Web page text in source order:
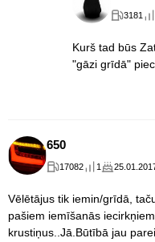
3181
Kurš tad būs
"gāzi grīdā"
650
17082 1
Vēlētājus tik iemin/grīdā,
pašiem iemīšanās
krustiņus..Jā.Būtībā jau